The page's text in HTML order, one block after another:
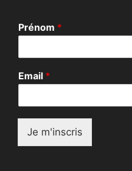
Prénom *
P
r
n
o
Email *
Je m'inscris